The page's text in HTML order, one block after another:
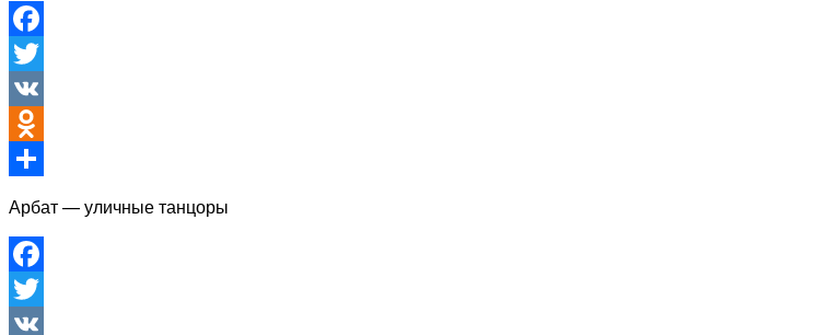
Facebook
Twitter
VK
Odnoklassniki
Арбат — уличные танцоры
Facebook
Twitter